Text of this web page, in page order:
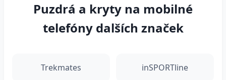
Puzdrá a kryty na mobilné
telefóny dalších značek
Trekmates inSPORTline